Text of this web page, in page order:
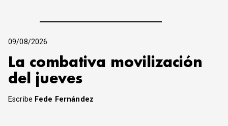
09/08/2026
La combativa movilización
del jueves
Escribe Fede Fernández